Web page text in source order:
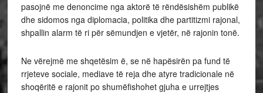
pasojnë me denoncime nga aktorë të rëndësishëm publikë
dhe sidomos nga diplomacia, politika dhe partitizmi rajonal,
shpallin alarm të ri për sëmundjen e vjetër, në rajonin tonë.
Ne vërejmë me shqetësim ë, se në hapësirën pa fund të
rrjeteve sociale, mediave të reja dhe atyre tradicionale në
shoqëritë e rajonit po shumëfishohet gjuha e urrejtjes